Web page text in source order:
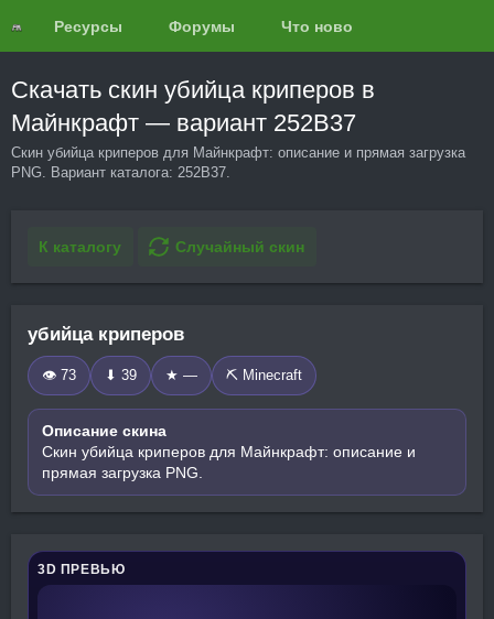
Ресурсы Форумы Что нового?
Скачать скин убийца криперов в
Майнкрафт — вариант 252B37
Скин убийца криперов для Майнкрафт: описание и прямая загрузка
PNG. Вариант каталога: 252B37.
К каталогу Случайный скин
убийца криперов
👁 73 ⬇ 39 ★ — ⛏️ Minecraft
Описание скина
Скин убийца криперов для Майнкрафт: описание и
прямая загрузка PNG.
3D ПРЕВЬЮ